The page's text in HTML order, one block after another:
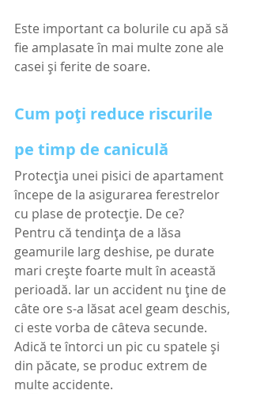
Este important ca bolurile cu apă să
fie amplasate în mai multe zone ale
casei și ferite de soare.
Cum poți reduce riscurile
pe timp de caniculă
Protecția unei pisici de apartament
începe de la asigurarea ferestrelor
cu plase de protecție. De ce?
Pentru că tendința de a lăsa
geamurile larg deshise, pe durate
mari crește foarte mult în această
perioadă. Iar un accident nu ține de
câte ore s-a lăsat acel geam deschis,
ci este vorba de câteva secunde.
Adică te întorci un pic cu spatele și
din păcate, se produc extrem de
multe accidente.